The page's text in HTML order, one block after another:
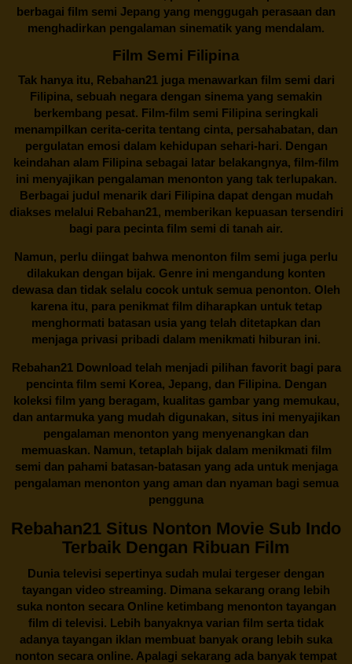
berbagai film semi Jepang yang menggugah perasaan dan
menghadirkan pengalaman sinematik yang mendalam.
Film Semi Filipina
Tak hanya itu, Rebahan21juga menawarkan film semi dari
Filipina, sebuah negara dengan sinema yang semakin
berkembang pesat. Film-film semi Filipina seringkali
menampilkan cerita-cerita tentang cinta, persahabatan, dan
pergulatan emosi dalam kehidupan sehari-hari. Dengan
keindahan alam Filipina sebagai latar belakangnya, film-film
ini menyajikan pengalaman menonton yang tak terlupakan.
Berbagai judul menarik dari Filipina dapat dengan mudah
diakses melalui Rebahan21, memberikan kepuasan tersendiri
bagi para pecinta film semi di tanah air.
Namun, perlu diingat bahwa menonton film semi juga perlu
dilakukan dengan bijak. Genre ini mengandung konten
dewasa dan tidak selalu cocok untuk semua penonton. Oleh
karena itu, para penikmat film diharapkan untuk tetap
menghormati batasan usia yang telah ditetapkan dan
menjaga privasi pribadi dalam menikmati hiburan ini.
Rebahan21Download telah menjadi pilihan favorit bagi para
pencinta film semi Korea, Jepang, dan Filipina. Dengan
koleksi film yang beragam, kualitas gambar yang memukau,
dan antarmuka yang mudah digunakan, situs ini menyajikan
pengalaman menonton yang menyenangkan dan
memuaskan. Namun, tetaplah bijak dalam menikmati film
semi dan pahami batasan-batasan yang ada untuk menjaga
pengalaman menonton yang aman dan nyaman bagi semua
pengguna
Rebahan21 Situs Nonton Movie Sub Indo
Terbaik Dengan Ribuan Film
Dunia televisi sepertinya sudah mulai tergeser dengan
tayangan video streaming. Dimana sekarang orang lebih
suka nonton secara Online ketimbang menonton tayangan
film di televisi. Lebih banyaknya varian film serta tidak
adanya tayangan iklan membuat banyak orang lebih suka
nonton secara online. Apalagi sekarang ada banyak tempat